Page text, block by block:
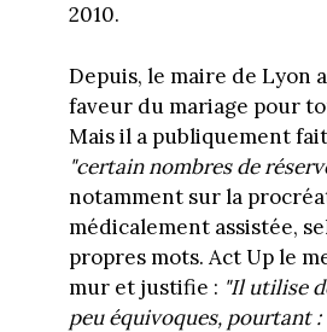
2010.
Depuis, le maire de Lyon
faveur du mariage pour
Mais il a publiquement
"certain nombres de
notamment sur la
médicalement assistée,
propres mots. Act Up le
mur et justifie : "Il utilise
peu équivoques, pourtant :